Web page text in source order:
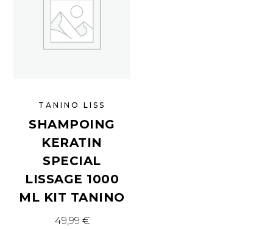
TANINO LISS
SHAMPOING
KERATIN
SPECIAL
LISSAGE 1000
ML KIT TANINO
49,99 €